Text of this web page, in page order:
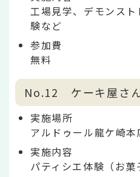
工場見学、デモンス
験など
参加費
無料
No.12 ケーキ屋さん
実施場所
アルドゥール龍ケ崎本
実施内容
パティシエ体験（お菓